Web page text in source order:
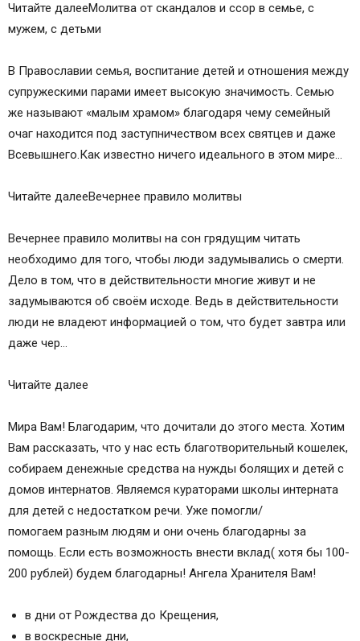
Читайте далееМолитва от скандалов и ссор в семье, с
мужем, с детьми
В Православии семья, воспитание детей и отношения между
супружескими парами имеет высокую значимость. Семью
же называют «малым храмом» благодаря чему семейный
очаг находится под заступничеством всех святцев и даже
Всевышнего.Как известно ничего идеального в этом мире…
Читайте далееВечернее правило молитвы
Вечернее правило молитвы на сон грядущим читать
необходимо для того, чтобы люди задумывались о смерти.
Дело в том, что в действительности многие живут и не
задумываются об своём исходе. Ведь в действительности
люди не владеют информацией о том, что будет завтра или
даже чер…
Читайте далее
Мира Вам! Благодарим, что дочитали до этого места. Хотим
Вам рассказать, что у нас есть благотворительный кошелек,
собираем денежные средства на нужды болящих и детей с
домов интернатов. Являемся кураторами школы интерната
для детей с недостатком речи. Уже помогли/
помогаем разным людям и они очень благодарны за
помощь. Если есть возможность внести вклад( хотя бы 100-
200 рублей) будем благодарны! Ангела Хранителя Вам!
в дни от Рождества до Крещения,
в воскресные дни,